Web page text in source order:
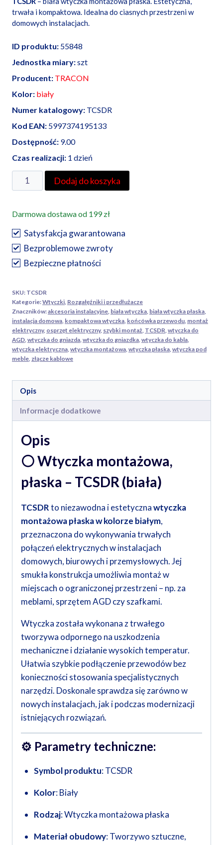
trwała i kompaktowa. Idealna do ciasnych przestrzeni w
domowych instalacjach.
ID produktu: 55848
Jednostka miary:szt
Producent: TRACON
Kolor: biały
Numer katalogowy: TCSDR
Kod EAN: 5997374195133
Dostępność: 9.00
Czas realizacji: 1 dzień
ilość
Wtyczka
płaska
–
TCSDR
(biała)
Dodaj do koszyka
Darmowa dostawa od 199 zł
Satysfakcja gwarantowana
Bezproblemowe zwroty
Bezpieczne płatności
SKU: TCSDR
Kategorie:Wtyczki Rozgałęźniki i przedłużacze
Znaczników:akcesoria instalacyjne biała wtyczka biała wtyczka płaska
instalacja domowa kompaktowa wtyczka końcówka przewodu montaż
elektryczny, osprzęt elektryczny, szybki montaż TCSDR wtyczka do
AGD wtyczka do gniazda wtyczka do gniazdka wtyczka do kabla
wtyczka elektryczna wtyczka montażowa wtyczka płaska wtyczka pod
meble złącze kablowe
Opis
Informacje dodatkowe
Opis
⚪Wtyczka montażowa,
płaska – TCSDR (biała)
TCSDRto niezawodna i estetycznawtyczka
montażowa płaska w kolorze białym,
przeznaczona do wykonywania trwałych
połączeń elektrycznych w instalacjach
domowych, biurowych i przemysłowych. Jej
smukła konstrukcja umożliwia montaż w
miejscach o ograniczonej przestrzeni – np. za
meblami, sprzętem AGD czy szafkami.
Wtyczka została wykonana z trwałego
tworzywa odpornego na uszkodzenia
mechaniczne i działanie wysokich temperatur.
Ułatwia szybkie podłączenie przewodów bez
konieczności stosowania specjalistycznych
narzędzi. Doskonale sprawdza się zarówno w
nowych instalacjach, jak i podczas modernizacji
istniejących rozwiązań.
⚙️ Parametry techniczne:
Symbol produktu: TCSDR
Kolor: Biały
Rodzaj: Wtyczka montażowa płaska
Materiał obudowy: Tworzywo sztuczne,